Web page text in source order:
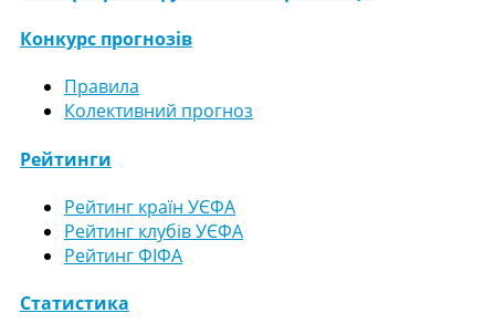
Конкурс прогнозів
Правила
Колективний прогноз
Рейтинги
Рейтинг країн УЄФА
Рейтинг клубів УЄФА
Рейтинг ФІФА
Статистика